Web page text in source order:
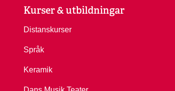
Kurser & utbildningar
Distanskurser
Språk
Keramik